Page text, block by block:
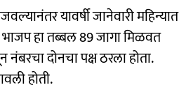
यावर्षी जानेवारी महिन्यात
हा तब्बल 89 जागा मिळवत
दोनचा पक्ष ठरला होता.
होती.